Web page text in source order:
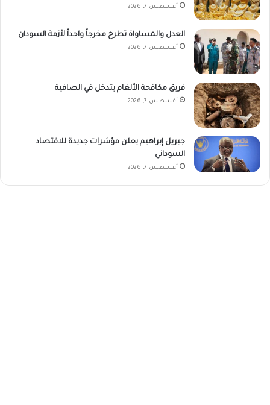
أغسطس 7, 2026
العدل والمساواة تطرح مخرجاً واحداً لأزمة السودان
أغسطس 7, 2026
فريق مكافحة الألغام يتدخل في الصافية
أغسطس 7, 2026
جبريل إبراهيم يعلن مؤشرات جديدة للاقتصاد
السوداني
أغسطس 7, 2026